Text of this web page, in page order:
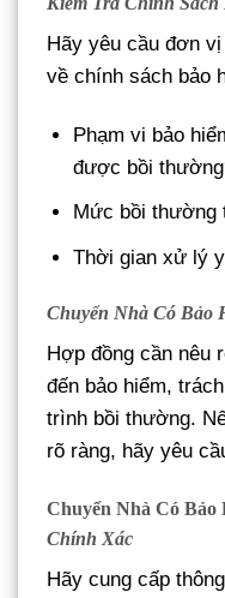
Hãy yêu cầu đơn
về chính sách bảo
Phạm vi bảo
được bồi
Mức bồi thường
Thời gian xử lý
Chuyển Nhà Có Bảo
Hợp đồng cần nêu
đến bảo hiểm,
trình bồi thường.
rõ ràng, hãy yêu
Chuyển Nhà Có Bảo
Chính Xác
Hãy cung cấp